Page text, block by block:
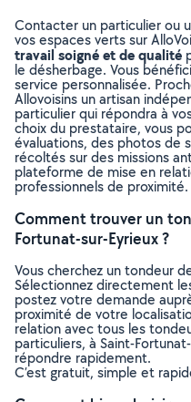
Contacter un particulier ou
vos espaces verts sur
travail soigné et de qualité
le désherbage. Vous
service personnalisée.
Allovoisins un artisan
particulier qui répondra à
choix du prestataire, vous
évaluations, des photos de
récoltés sur des missions
plateforme de mise en
professionnels de proximité.
Comment trouver un
Fortunat-sur-Eyrieux ?
Vous cherchez un tondeur
Sélectionnez directement
postez votre demande
proximité de votre
relation avec tous les
particuliers, à Saint-
répondre rapidement.
C’est gratuit, simple et